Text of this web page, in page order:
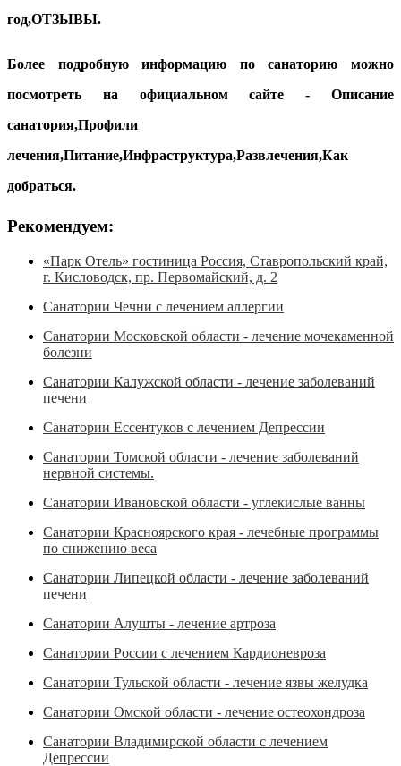
год,ОТЗЫВЫ.
Более подробную информацию по санаторию можно
посмотреть на официальном сайте - Описание
санатория,Профили
лечения,Питание,Инфраструктура,Развлечения,Как
добраться.
Рекомендуем:
«Парк Отель» гостиница Россия, Ставропольский край,
г. Кисловодск, пр. Первомайский, д. 2
Санатории Чечни с лечением аллергии
Санатории Московской области - лечение мочекаменной
болезни
Санатории Калужской области - лечение заболеваний
печени
Санатории Ессентуков с лечением Депрессии
Санатории Томской области - лечение заболеваний
нервной системы.
Санатории Ивановской области - углекислые ванны
Санатории Красноярского края - лечебные программы
по снижению веса
Санатории Липецкой области - лечение заболеваний
печени
Санатории Алушты - лечение артроза
Санатории России с лечением Кардионевроза
Санатории Тульской области - лечение язвы желудка
Санатории Омской области - лечение остеохондроза
Санатории Владимирской области с лечением
Депрессии